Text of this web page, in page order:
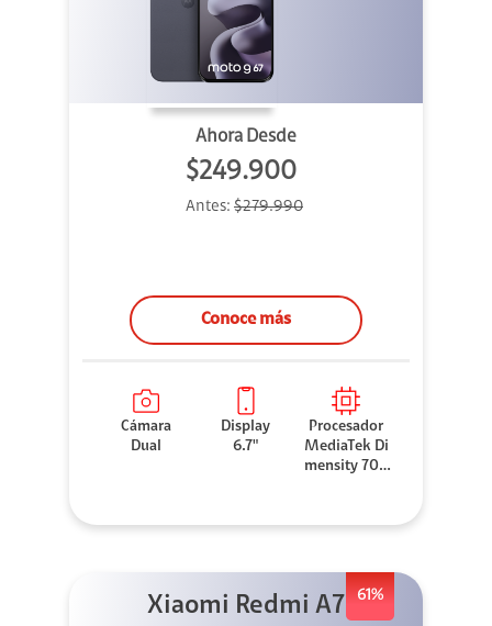
Ahora Desde
$249.900
Antes: $279.990
Conoce más
Cámara
Dual
Display
6.7"
Procesador
MediaTek Di
mensity 706
61%
Xiaomi Redmi A7